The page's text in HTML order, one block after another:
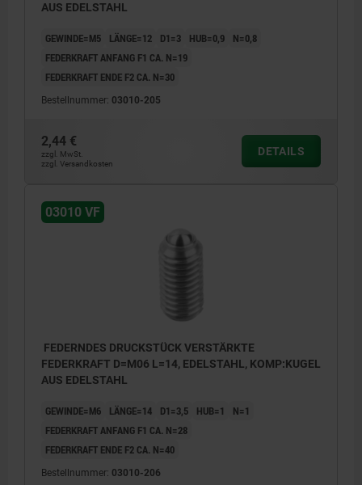
AUS EDELSTAHL
GEWINDE=M5 LÄNGE=12 D1=3 HUB=0,9
N=0,8
FEDERKRAFT ANFANG F1 CA. N=19
FEDERKRAFT ENDE F2 CA. N=30
Bestellnummer: 03010-205
2,44 €
zzgl. MwSt.
zzgl. Versandkosten
DETAILS
03010 VF
FEDERNDES DRUCKSTÜCK VERSTÄRKTE
FEDERKRAFT D=M06 L=14, EDELSTAHL, KOMP:KUGEL
AUS EDELSTAHL
GEWINDE=M6 LÄNGE=14 D1=3,5 HUB=1
N=1
FEDERKRAFT ANFANG F1 CA. N=28
FEDERKRAFT ENDE F2 CA. N=40
Bestellnummer: 03010-206